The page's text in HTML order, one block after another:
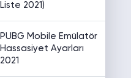
Liste 2021)
PUBG Mobile Emülatör
Hassasiyet Ayarları
2021